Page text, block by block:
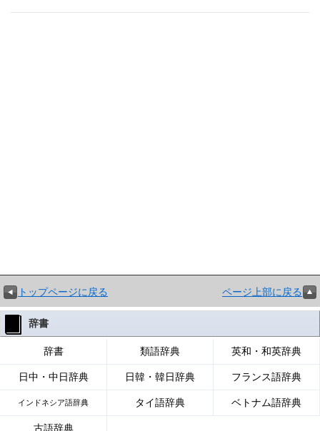
トップページに戻る ページ上部に戻る
辞書
辞書 類語辞典 英和・和英辞典
日中・中日辞典 日韓・韓日辞典 フランス語辞典
インドネシア語辞典 タイ語辞典 ベトナム語辞典
古語辞典